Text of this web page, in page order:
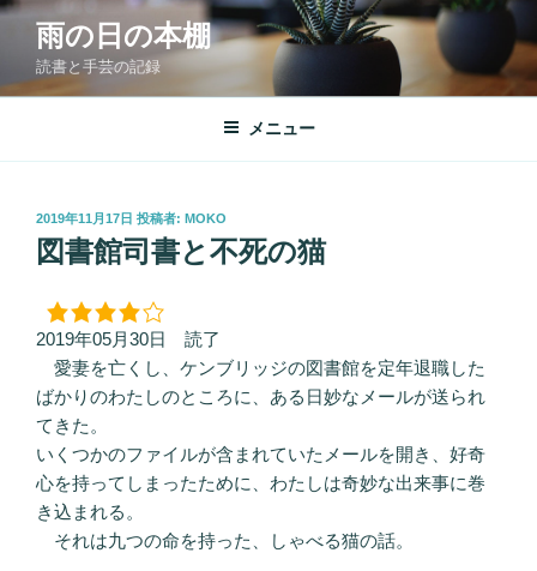
コ
ン
へ
雨の日の本棚
読書と手芸の記録
メニュー
投
稿
日:
2019年11月17日 投稿者: MOKO
図書館司書と不死の猫
2019年05月30日 読了
愛妻を亡くし、ケンブリッジの図書館を定年退職した
ばかりのわたしのところに、ある日妙なメールが送られ
てきた。
いくつかのファイルが含まれていたメールを開き、好奇
心を持ってしまったために、わたしは奇妙な出来事に巻
き込まれる。
それは九つの命を持った、しゃべる猫の話。